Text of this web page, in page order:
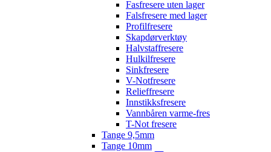
Fasfresere uten lager
Falsfresere med lager
Profilfresere
Skapdørverktøy
Halvstaffresere
Hulkilfresere
Sinkfresere
V-Notfresere
Relieffresere
Innstikksfresere
Vannbåren varme-fres
T-Not fresere
Tange 9,5mm
Tange 10mm